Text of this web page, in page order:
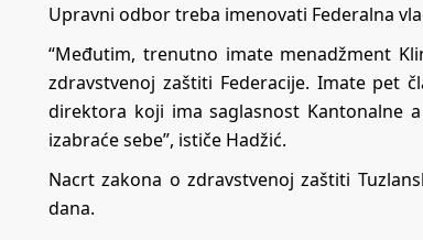
Upravni odbor treba imenovati Federalna
“Međutim, trenutno imate menadžment
zdravstvenoj zaštiti Federacije. Imate pet
direktora koji ima saglasnost Kantonalne
izabraće sebe”, ističe Hadžić.
Nacrt zakona o zdravstvenoj zaštiti
dana.